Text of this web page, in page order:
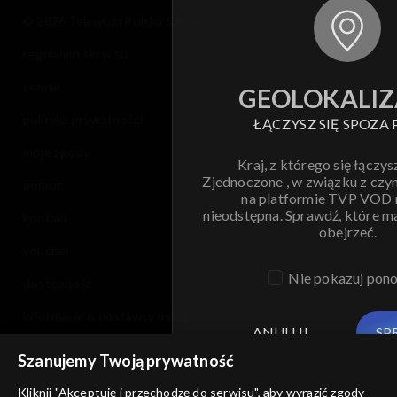
ŁĄCZYSZ SIĘ SPOZA
Kraj, z którego się
Zjednoczone , w związku z
na platformie TVP VOD
nieodstępna. Sprawdź, które
obejrzeć.
Nie pokazuj
ANULUJ
Szanujemy Twoją prywatność
Kliknij "Akceptuję i przechodzę do serwisu", aby wyrazić zgody